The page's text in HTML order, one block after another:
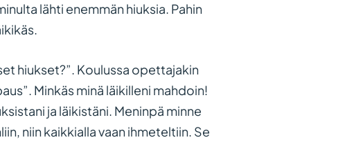
lähti enemmän hiuksia. Pahin
hiukset?”. Koulussa opettajakin
Minkäs minä läikilleni mahdoin!
ja läikistäni. Meninpä minne
niin kaikkialla vaan ihmeteltiin. Se